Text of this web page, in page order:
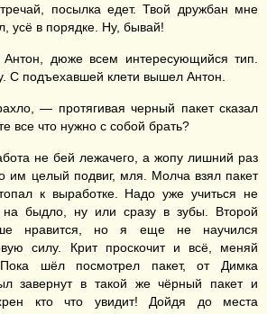
посылка едет. Твой дружбан мне
усё в порядке. Ну, бывай!
Антон, дюже всем интересующийся тип.
С подъехавшей клети вышел Антон.
— протягивая черный пакет сказал
все что нужно с собой брать?
не бей лежачего, а жопу лишний раз
им целый подвиг, мля. Молча взял пакет
к выработке. Надо уже учиться не
быдло, ну или сразу в зубы. Второй
нравится, но я еще не научился
силу. Крит проскочит и всё, меняй
Пока шёл посмотрел пакет, от Димка
завернут в такой же чёрный пакет и
кто что увидит! Дойдя до места